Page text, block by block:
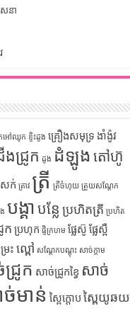
នា
អៅឈូក ខ្ទិះដូង គ្រឿងសមុទ្រ ងាំង៉ូវ
ងជ្រូក ដូង ដំឡូង តៅហ៊ូ
សក់ ត្រាវ ត្រី ត្រីចំហុយ ត្រួយសណ្តែក
បង្គា បន្លែ ប្រហិតត្រី ប្រហិត
ក ប្រហុក ផ្ទីក្រហម ផ្លែស៊ូ ផ្លែស្ពឺ
ម្រះ ល្ពៅ សណ្តែកបណ្តុះ សាច់ក្តាម
រូក សាច់ជ្រូកខ្វៃ សាច់
មាន់ ស្ពៃក្តោប ស្ពៃយូឆយ